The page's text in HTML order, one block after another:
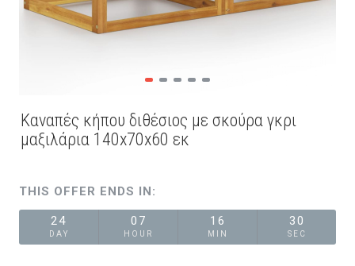
Καναπές κήπου διθέσιος με σκούρα γκρι
μαξιλάρια 140x70x60 εκ
THIS OFFER ENDS IN:
24
DAY
07
HOUR
16
MIN
30
SEC